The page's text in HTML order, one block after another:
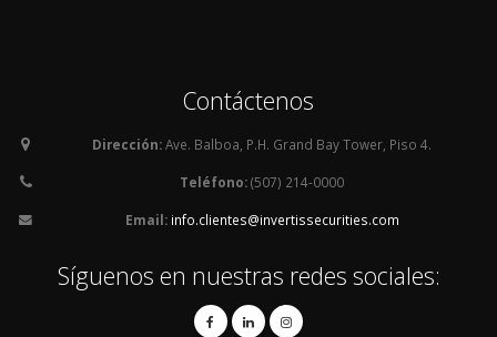
Contáctenos
Dirección:Ave. Balboa, P.H. Grand Bay Tower, Piso 4.
Teléfono:(507) 214-0000
Email: info.clientes@invertissecurities.com
Síguenos en nuestras redes sociales: